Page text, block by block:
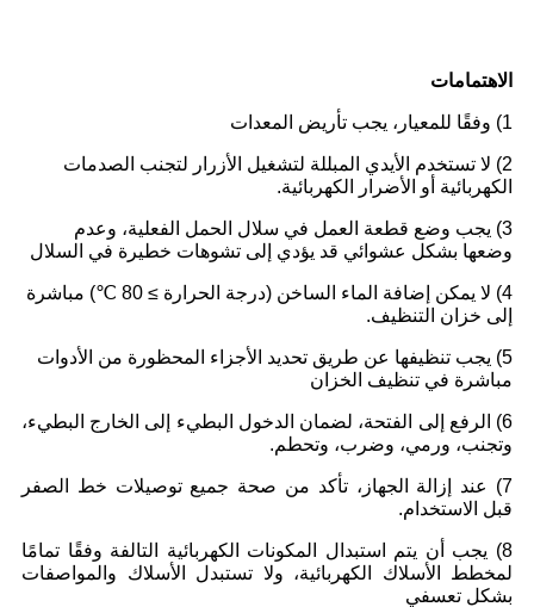
الاهتمامات
1) وفقًا للمعيار، يجب تأريض المعدات
2) لا تستخدم الأيدي المبللة لتشغيل الأزرار لتجنب الصدمات
الكهربائية أو الأضرار الكهربائية.
3) يجب وضع قطعة العمل في سلال الحمل الفعلية، وعدم
وضعها بشكل عشوائي قد يؤدي إلى تشوهات خطيرة في السلال
4) لا يمكن إضافة الماء الساخن (درجة الحرارة ≥ 80 ℃) مباشرة
إلى خزان التنظيف.
5) يجب تنظيفها عن طريق تحديد الأجزاء المحظورة من الأدوات
مباشرة في تنظيف الخزان
6) الرفع إلى الفتحة، لضمان الدخول البطيء إلى الخارج البطيء،
وتجنب، ورمي، وضرب، وتحطم.
7) عند إزالة الجهاز، تأكد من صحة جميع توصيلات خط الصفر
قبل الاستخدام.
8) يجب أن يتم استبدال المكونات الكهربائية التالفة وفقًا تمامًا
لمخطط الأسلاك الكهربائية، ولا تستبدل الأسلاك والمواصفات
بشكل تعسفي